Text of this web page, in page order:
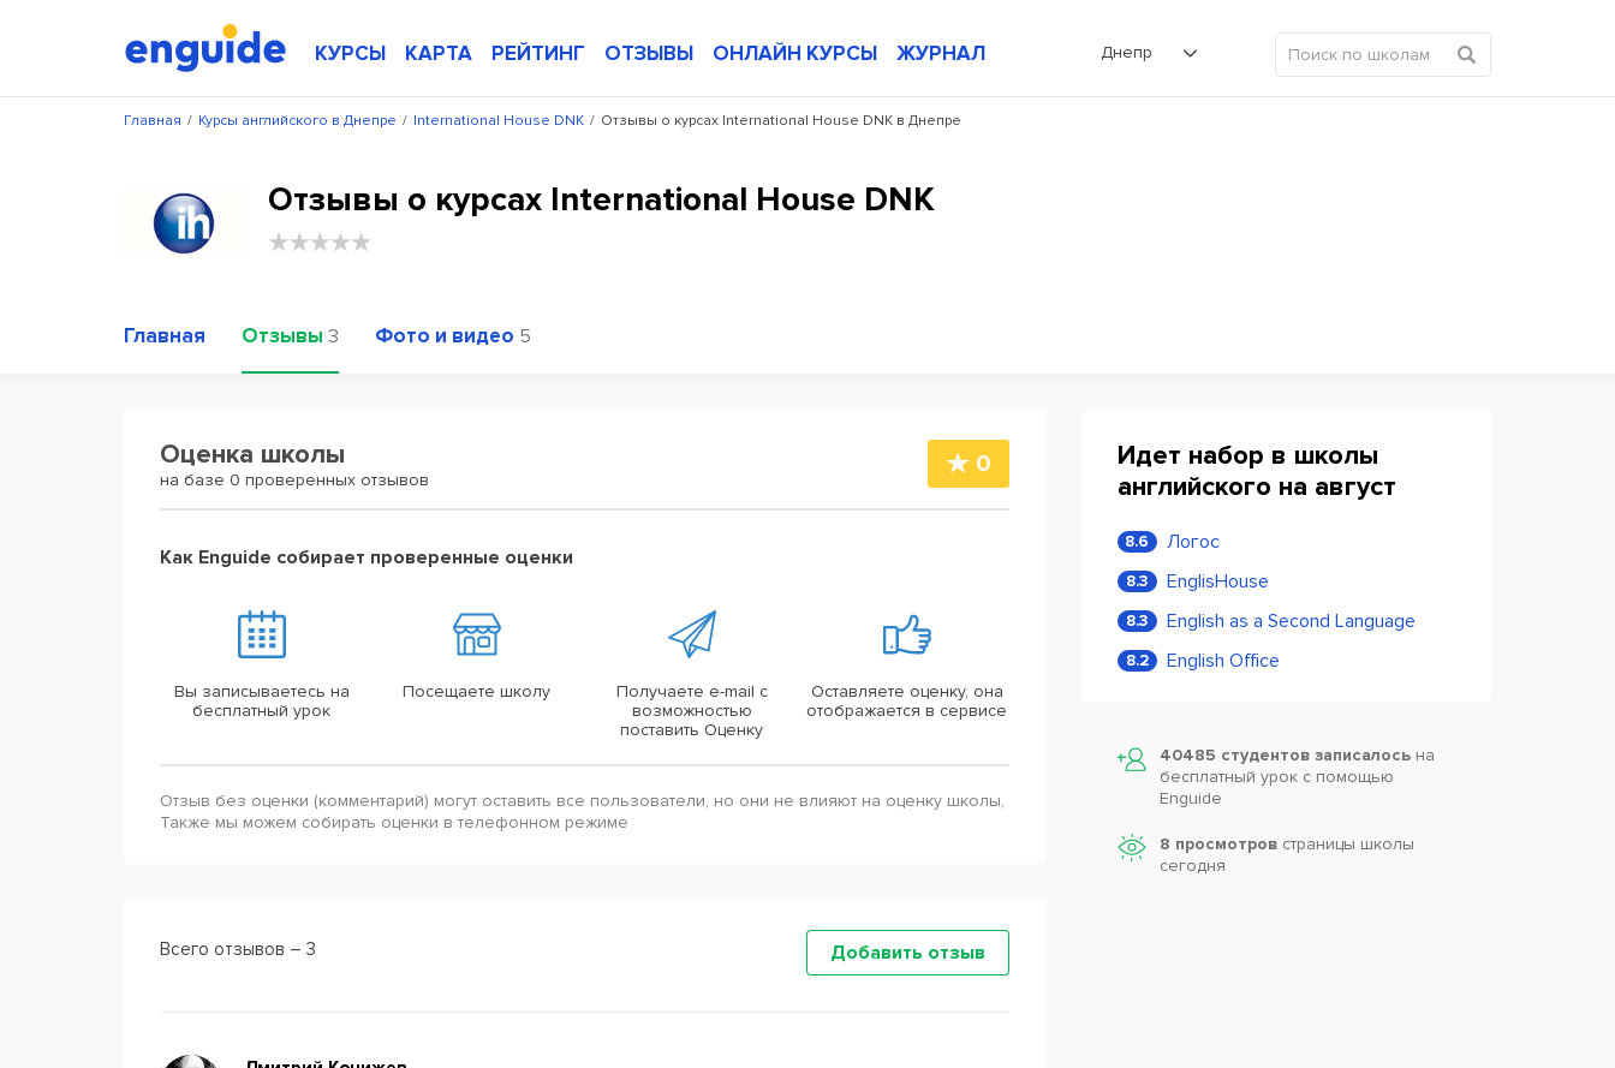
КУРСЫ КАРТА РЕЙТИНГ ОТЗЫВЫ ОНЛАЙН КУРСЫ ЖУРНАЛ Днепр
/
Главная /
Курсы английского в Днепре /
International House DNK Отзывы о курсах International House DNK в Днепре
Отзывы о курсах International House DNK
Главная Отзывы 3 Фото и видео 5
Оценка школы
на базе 0 проверенных отзывов
0
Как Enguide собирает проверенные оценки
Вы записываетесь на
бесплатный урок
Посещаете школу
Получаете e-mail с
возможностью
поставить Оценку
Оставляете оценку, она
отображается в сервисе
Отзыв без оценки (комментарий) могут оставить все пользователи, но они не влияют на оценку школы,
Также мы можем собирать оценки в телефонном режиме
Всего отзывов – 3 Добавить отзыв
Идет набор в школы
английского на август
8.6 Логос
8.3 EnglisHouse
8.3 English as a Second Language
8.2 English Office
40485 студентов записалось на
бесплатный урок с помощью
Enguide
8 просмотровстраницы школы
сегодня